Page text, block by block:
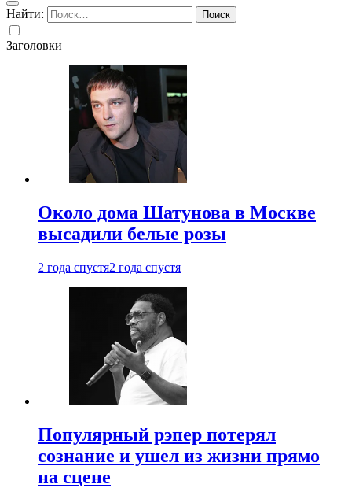
Найти:
Заголовки
Около дома Шатунова в Москве
высадили белые розы
2 года спустя2 года спустя
Популярный рэпер потерял
сознание и ушел из жизни прямо
на сцене